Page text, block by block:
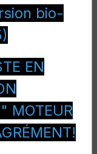
Boxster,
bio-
EN
MOTEUR